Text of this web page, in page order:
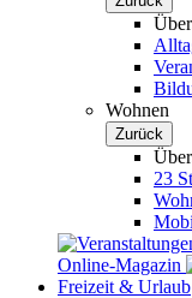
Wohnen
Zurück
23
Online-Magazin
Freizeit & Urlaub